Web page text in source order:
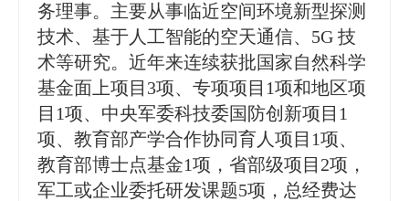
务理事。主要从事临近空间环境新型探测
技术、基于人工智能的空天通信、5G 技
术等研究。近年来连续获批国家自然科学
基金面上项目3项、专项项目1项和地区项
目1项、中央军委科技委国防创新项目1
项、教育部产学合作协同育人项目1项、
教育部博士点基金1项，省部级项目2项，
军工或企业委托研发课题5项，总经费达